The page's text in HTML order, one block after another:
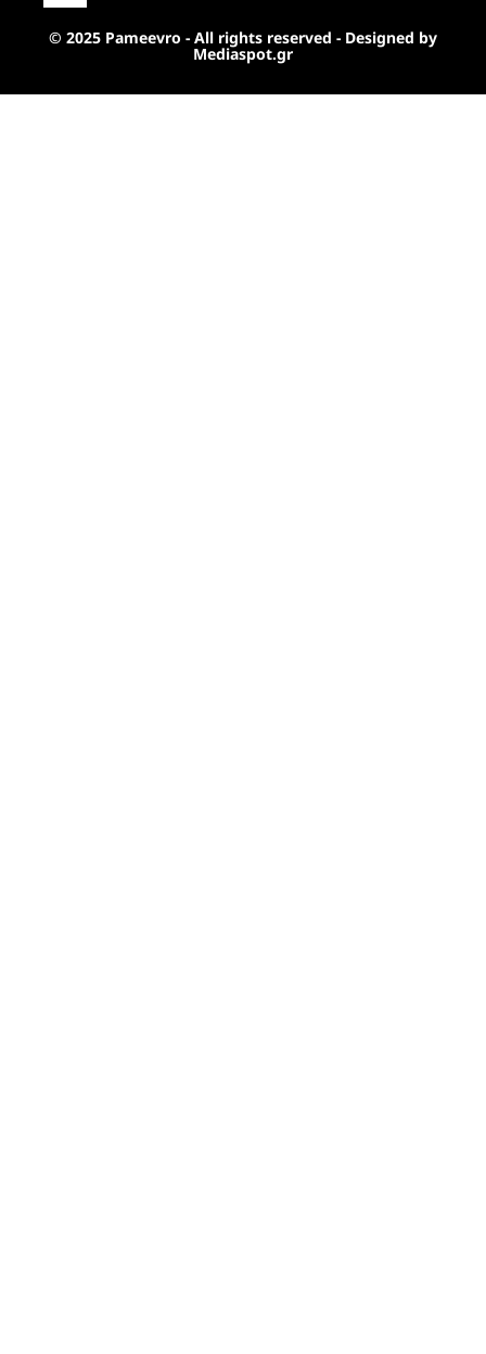
© 2025 Pameevro - All rights reserved - Designed by
Mediaspot.gr